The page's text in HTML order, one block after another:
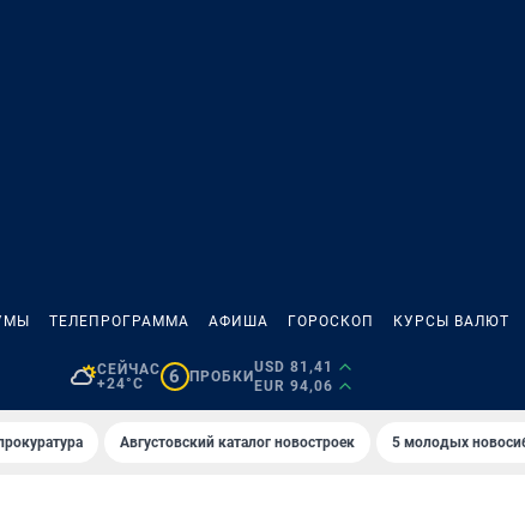
ТЕЛЕПРОГРАММА АФИША ГОРОСКОП КУРСЫ ВАЛЮТ
СЕЙЧАС
+24°C
6 ПРОБКИ
USD 81,41
EUR 94,06
Августовский каталог новостроек 5 молодых